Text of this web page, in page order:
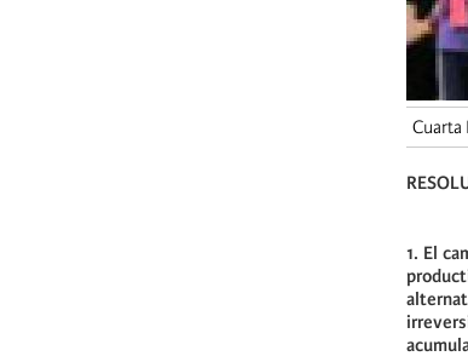
Cuarta
1. El